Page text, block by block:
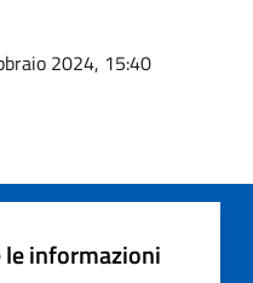
2024, 15:40
le informazioni